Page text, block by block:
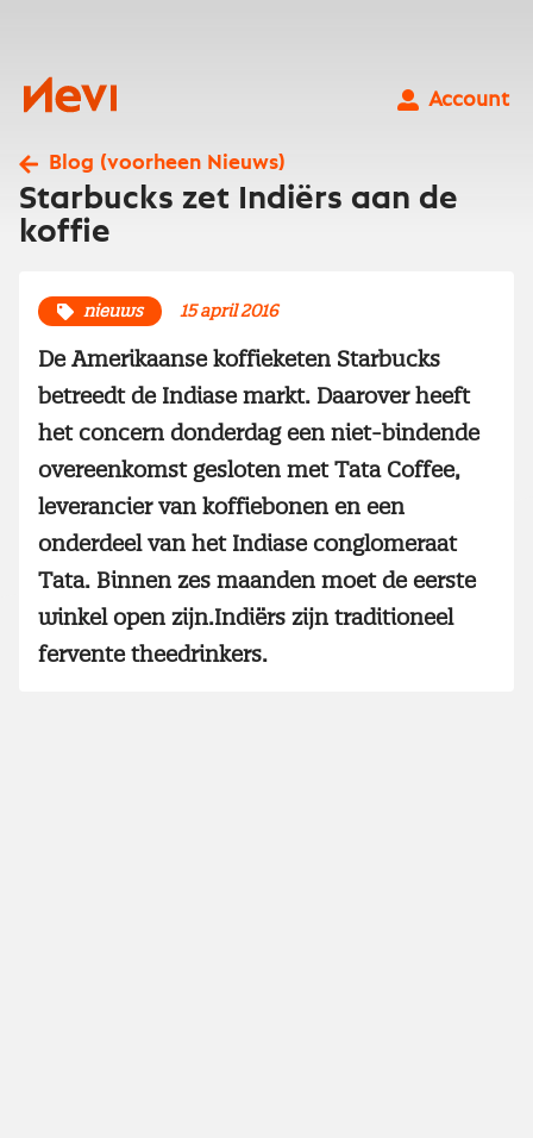
Nevi
Account
Blog (voorheen Nieuws)
Starbucks zet Indiërs aan de
koffie
nieuws 15 april 2016
De Amerikaanse koffieketen Starbucks
betreedt de Indiase markt. Daarover heeft
het concern donderdag een niet-bindende
overeenkomst gesloten met Tata Coffee,
leverancier van koffiebonen en een
onderdeel van het Indiase conglomeraat
Tata. Binnen zes maanden moet de eerste
winkel open zijn.Indiërs zijn traditioneel
fervente theedrinkers.